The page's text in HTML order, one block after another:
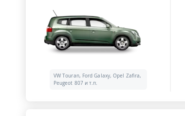
VW Touran, Ford Galaxy, Opel Zafira,
Peugeot 807 и т.п.